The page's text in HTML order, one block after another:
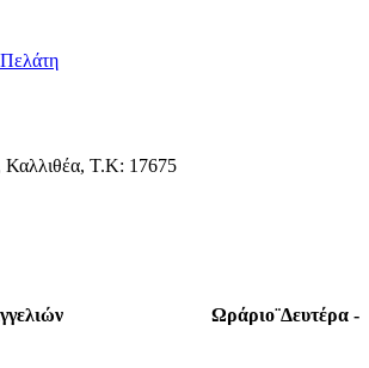
Τ.Κ: 17675
Ωράριο¨Δευτέρα -